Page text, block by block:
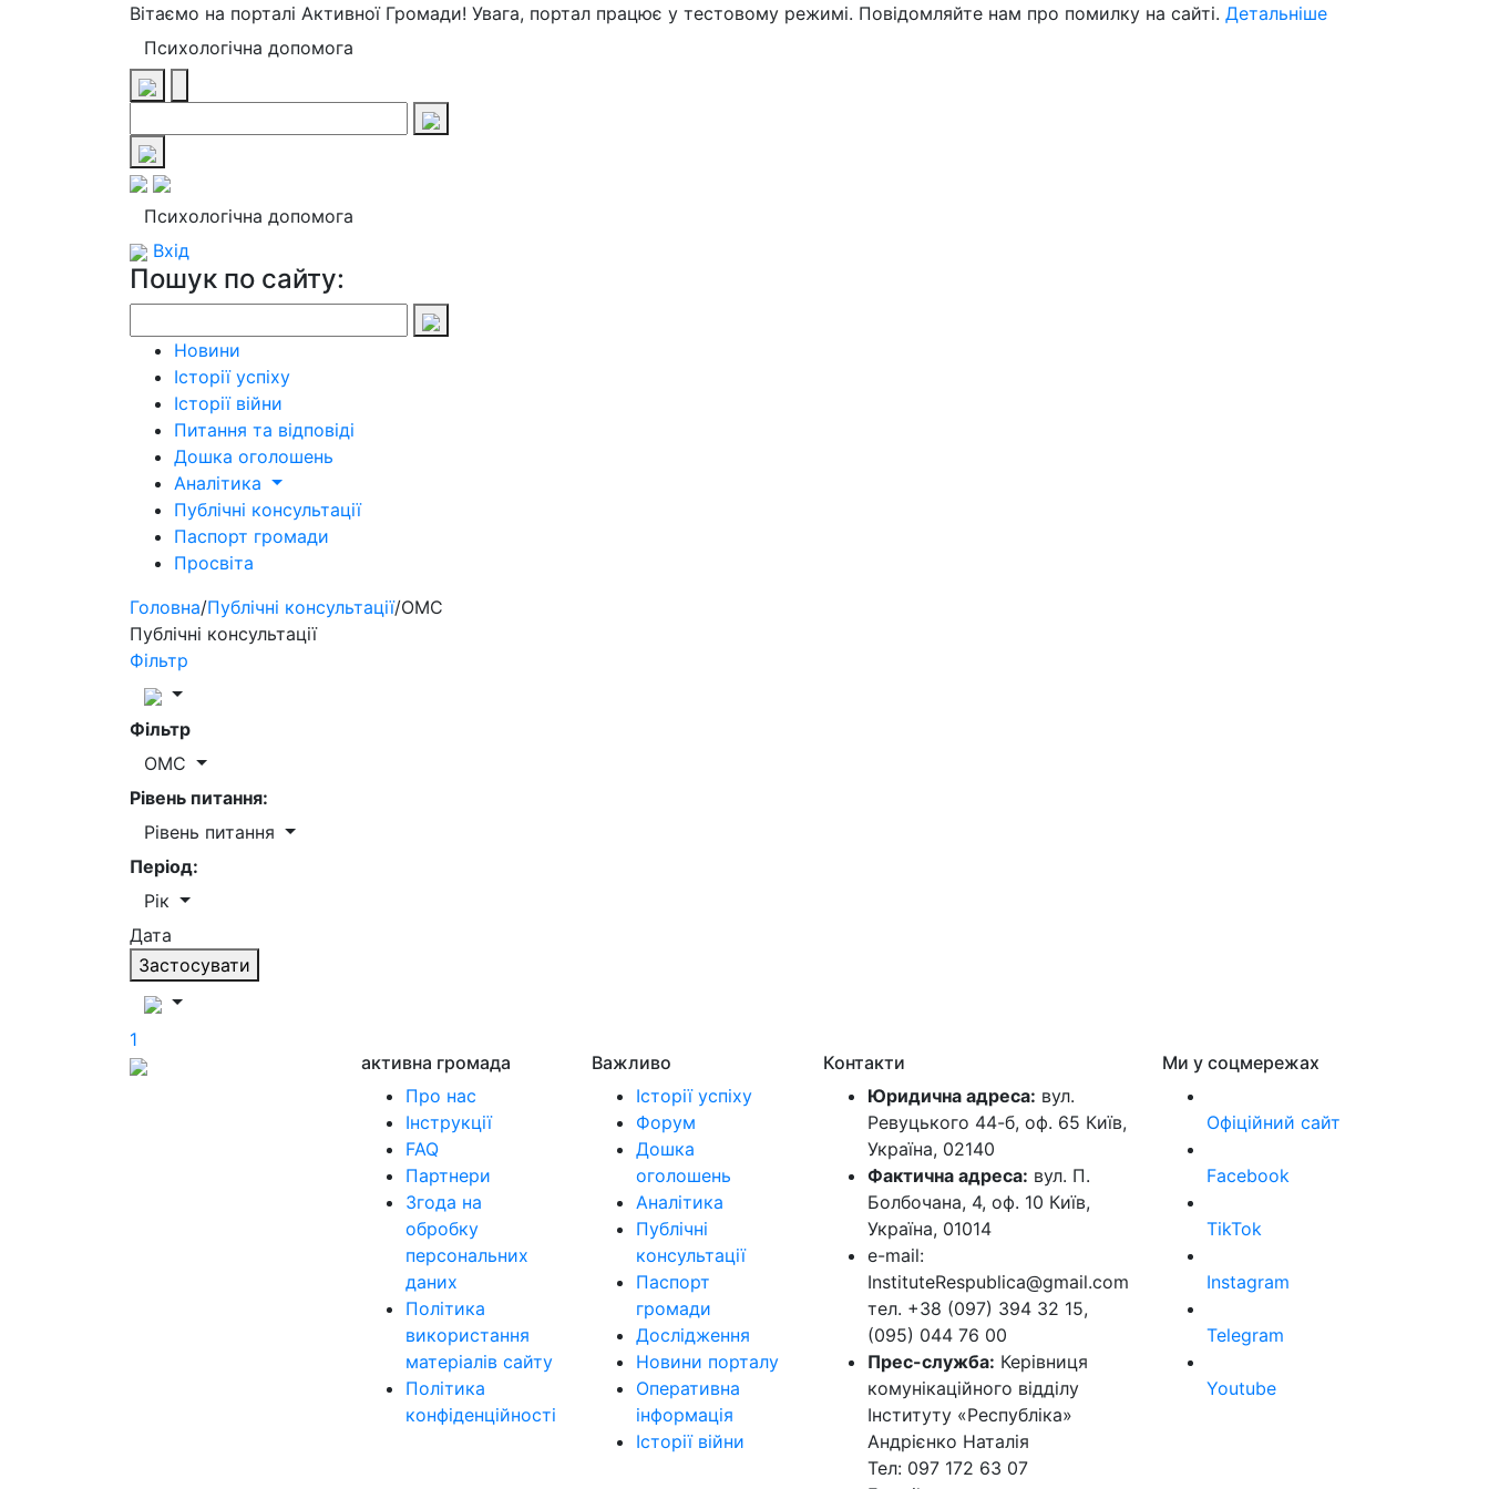
Вітаємо на порталі Активної Громади! Увага, портал працює у тестовому режимі. Повідомляйте нам про помилку на сайті. Детальніше
Психологічна допомога
Психологічна допомога
Вхід
Пошук по сайту:
Новини
Історії успіху
Історії війни
Питання та відповіді
Дошка оголошень
Аналітика
Публічні консультації
Паспорт громади
Просвіта
Головна/Публічні консультації/ОМС
Публічні консультації
Фільтр
Фільтр
ОМС
Рівень питання:
Рівень питання
Період:
Рік
Дата
Застосувати
1
активна громада
Про нас
Інструкції
FAQ
Партнери
Згода на
обробку
персональних
даних
Політика
використання
матеріалів сайту
Політика
конфіденційності
Важливо
Історії успіху
Форум
Дошка
оголошень
Аналітика
Публічні
консультації
Паспорт
громади
Дослідження
Новини порталу
Оперативна
інформація
Історії війни
Контакти
Юридична адреса: вул.
Ревуцького 44-б, оф. 65 Київ,
Україна, 02140
Фактична адреса: вул. П.
Болбочана, 4, оф. 10 Київ,
Україна, 01014
e-mail:
InstituteRespublica@gmail.com
тел. +38 (097) 394 32 15,
(095) 044 76 00
Прес-служба: Керівниця
комунікаційного відділу
Інституту «Республіка»
Андрієнко Наталія
Тел: 097 172 63 07
Ми у соцмережах
Офіційний сайт
Facebook
TikTok
Instagram
Telegram
Youtube